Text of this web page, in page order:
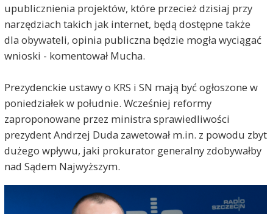
upublicznienia projektów, które przecież dzisiaj przy
narzędziach takich jak internet, będą dostępne także
dla obywateli, opinia publiczna będzie mogła wyciągać
wnioski - komentował Mucha.
Prezydenckie ustawy o KRS i SN mają być ogłoszone w
poniedziałek w południe. Wcześniej reformy
zaproponowane przez ministra sprawiedliwości
prezydent Andrzej Duda zawetował m.in. z powodu zbyt
dużego wpływu, jaki prokurator generalny zdobywałby
nad Sądem Najwyższym.